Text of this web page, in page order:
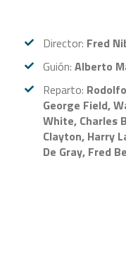
Director: Fred
Guión:Alberto
Reparto:
George Field,
White, Charles
Clayton, Harry
De Gray, Fred